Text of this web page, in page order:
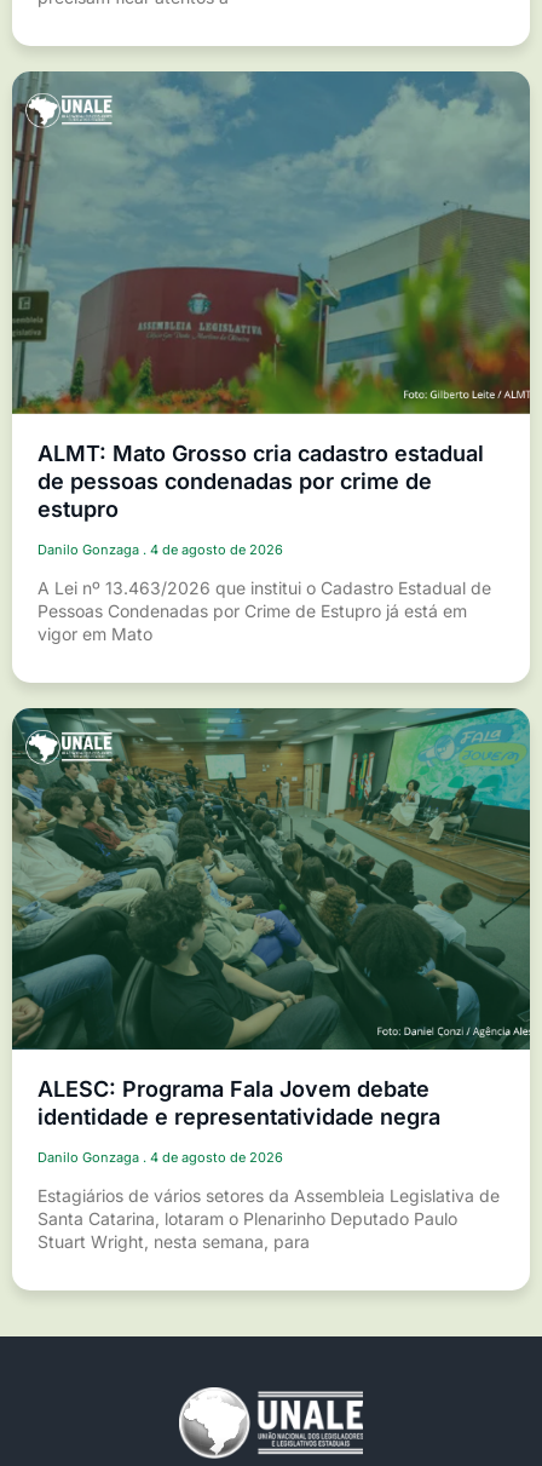
ALMT: Mato Grosso cria cadastro estadual
de pessoas condenadas por crime de
estupro
Danilo Gonzaga 4 de agosto de 2026
A Lei nº 13.463/2026 que institui o Cadastro Estadual de
Pessoas Condenadas por Crime de Estupro já está em
vigor em Mato
ALESC: Programa Fala Jovem debate
identidade e representatividade negra
Danilo Gonzaga 4 de agosto de 2026
Estagiários de vários setores da Assembleia Legislativa de
Santa Catarina, lotaram o Plenarinho Deputado Paulo
Stuart Wright, nesta semana, para